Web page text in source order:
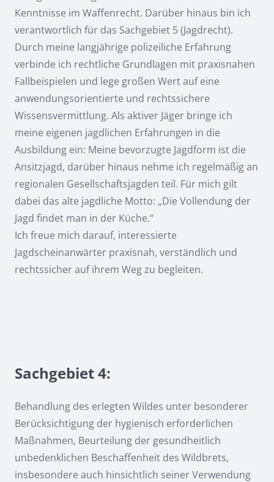
Kenntnisse im Waffenrecht. Darüber hinaus bin ich
verantwortlich für das Sachgebiet 5 (Jagdrecht).
Durch meine langjährige polizeiliche Erfahrung
verbinde ich rechtliche Grundlagen mit praxisnahen
Fallbeispielen und lege großen Wert auf eine
anwendungsorientierte und rechtssichere
Wissensvermittlung. Als aktiver Jäger bringe ich
meine eigenen jagdlichen Erfahrungen in die
Ausbildung ein: Meine bevorzugte Jagdform ist die
Ansitzjagd, darüber hinaus nehme ich regelmäßig an
regionalen Gesellschaftsjagden teil. Für mich gilt
dabei das alte jagdliche Motto: „Die Vollendung der
Jagd findet man in der Küche.“
Ich freue mich darauf, interessierte
Jagdscheinanwärter praxisnah, verständlich und
rechtssicher auf ihrem Weg zu begleiten.
Sachgebiet 4:
Behandlung des erlegten Wildes unter besonderer
Berücksichtigung der hygienisch erforderlichen
Maßnahmen, Beurteilung der gesundheitlich
unbedenklichen Beschaffenheit des Wildbrets,
insbesondere auch hinsichtlich seiner Verwendung